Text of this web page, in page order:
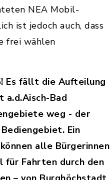
NEA Mobil-
ist jedoch auch, dass
frei wählen
Es fällt die Aufteilung
a.d.Aisch-Bad
weg - der
Ein
alle Bürgerinnen
für Fahrten durch den